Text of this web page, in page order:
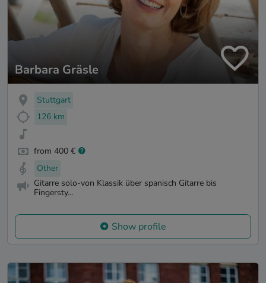
Barbara Gräsle
Stuttgart
126 km
from 400 €
Other
Gitarre solo-von Klassik über spanisch Gitarre bis
Fingersty...
Show profile